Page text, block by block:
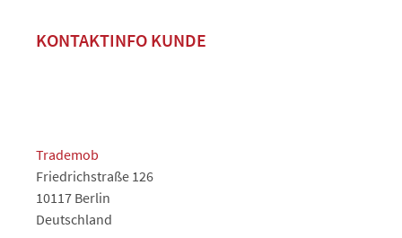
KONTAKTINFO KUNDE
Trademob
Friedrichstraße 126
10117 Berlin
Deutschland